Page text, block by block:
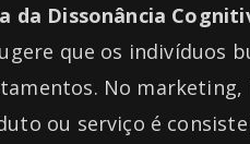
da Dissonância
que os indivíduos
No marketing,
ou serviço é